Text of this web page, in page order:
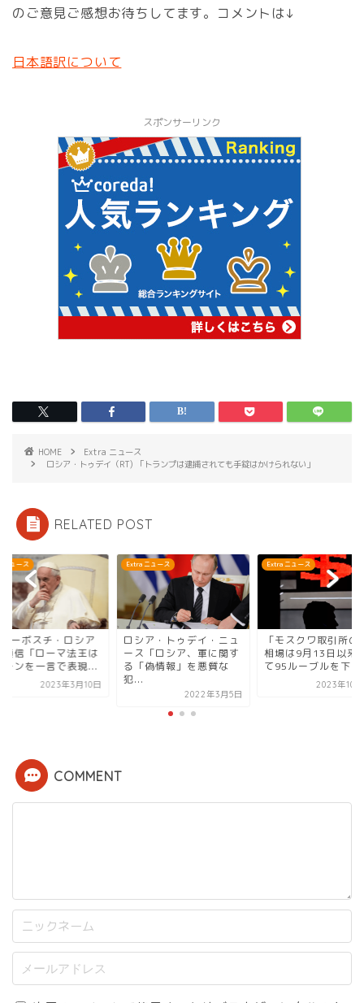
のご意見ご感想お待ちしてます。コメントは↓
日本語訳について
スポンサーリンク
HOME
Extra ニュース
ロシア・トゥデイ（RT) 「トランプは逮捕されても手錠はかけられない」
RELATED POST
ニュース
ーボスチ・ロシア
通信「ローマ法王は
チンを一言で表現...
2023年3月10日
Extra ニュース
ロシア・トゥデイ・ニュ
ース「ロシア、軍に関す
る「偽情報」を悪質な
犯...
2022年3月5日
Extra ニュース
「モスクワ取引所の
相場は9月13日以来
て95ルーブルを下
2023年10
COMMENT